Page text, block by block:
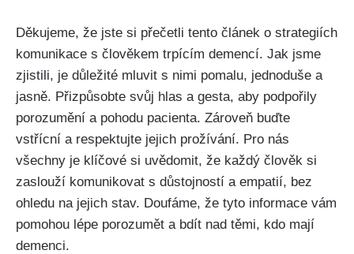
Děkujeme, že jste si přečetli tento článek o strategiích
komunikace s člověkem trpícím demencí. Jak jsme
zjistili, je důležité mluvit s nimi pomalu, jednoduše a
jasně. Přizpůsobte svůj hlas a gesta, aby podpořily
porozumění a pohodu pacienta. Zároveň buďte
vstřícní a respektujte jejich prožívání. Pro nás
všechny je klíčové si uvědomit, že každý člověk si
zaslouží komunikovat s důstojností a empatií, bez
ohledu na jejich stav. Doufáme, že tyto informace vám
pomohou lépe porozumět a bdít nad těmi, kdo mají
demenci.